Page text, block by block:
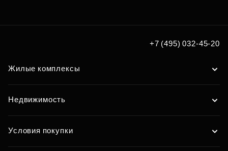
+7 (495) 032-45-20
Жилые комплексы
Недвижимость
Условия покупки